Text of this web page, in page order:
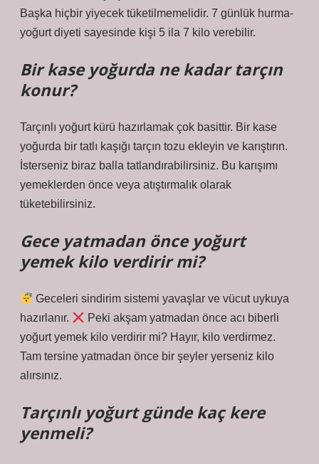
Başka hiçbir yiyecek tüketilmemelidir. 7 günlük hurma-
yoğurt diyeti sayesinde kişi 5 ila 7 kilo verebilir.
Bir kase yoğurda ne kadar tarçın
konur?
Tarçınlı yoğurt kürü hazırlamak çok basittir. Bir kase
yoğurda bir tatlı kaşığı tarçın tozu ekleyin ve karıştırın.
İsterseniz biraz balla tatlandırabilirsiniz. Bu karışımı
yemeklerden önce veya atıştırmalık olarak
tüketebilirsiniz.
Gece yatmadan önce yoğurt
yemek kilo verdirir mi?
Geceleri sindirim sistemi yavaşlar ve vücut uykuya
hazırlanır.
Peki akşam yatmadan önce acı biberli
yoğurt yemek kilo verdirir mi? Hayır, kilo verdirmez.
Tam tersine yatmadan önce bir şeyler yerseniz kilo
alırsınız.
Tarçınlı yoğurt günde kaç kere
yenmeli?